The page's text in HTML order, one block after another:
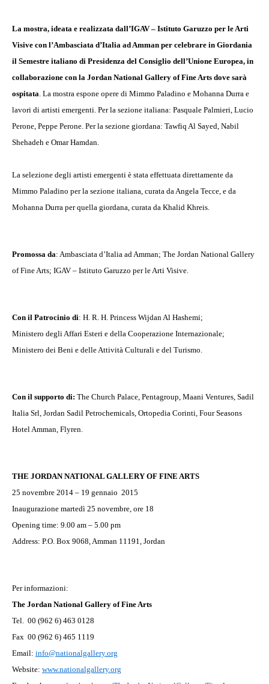
La mostra, ideata e realizzata dall’IGAV – Istituto Garuzzo per le Arti
Visive con l’Ambasciata d’Italia ad Amman per celebrare in Giordania
il Semestre italiano di Presidenza del Consiglio dell’Unione Europea, in
collaborazione con la Jordan National Gallery of Fine Arts dove sarà
ospitata. La mostra espone opere di Mimmo Paladino e Mohanna Durra e
lavori di artisti emergenti. Per la sezione italiana: Pasquale Palmieri, Lucio
Perone, Peppe Perone. Per la sezione giordana: Tawfiq Al Sayed, Nabil
Shehadeh e Omar Hamdan.
La selezione degli artisti emergenti è stata effettuata direttamente da
Mimmo Paladino per la sezione italiana, curata da Angela Tecce, e da
Mohanna Durra per quella giordana, curata da Khalid Khreis.
Promossa da: Ambasciata d’Italia ad Amman; The Jordan National Gallery
of Fine Arts; IGAV – Istituto Garuzzo per le Arti Visive.
Con il Patrocinio di: H. R. H. Princess Wijdan Al Hashemi;
Ministero degli Affari Esteri e della Cooperazione Internazionale;
Ministero dei Beni e delle Attività Culturali e del Turismo.
Con il supporto di: The Church Palace, Pentagroup, Maani Ventures, Sadil
Italia Srl, Jordan Sadil Petrochemicals, Ortopedia Corinti, Four Seasons
Hotel Amman, Flyren.
THE JORDAN NATIONAL GALLERY OF FINE ARTS
25 novembre 2014 – 19 gennaio 2015
Inaugurazione martedì 25 novembre, ore 18
Opening time: 9.00 am – 5.00 pm
Address: P.O. Box 9068,Amman 11191, Jordan
Per informazioni:
The Jordan National Gallery of Fine Arts
Tel. 00 (962 6) 463 0128
Fax 00 (962 6) 465 1119
Email: info@nationalgallery.org
Website: www.nationalgallery.org